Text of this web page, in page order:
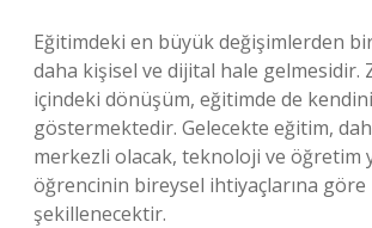
Eğitimdeki en büyük değişimlerden
daha kişisel ve dijital hale gelmesidir.
içindeki dönüşüm, eğitimde de kendini
göstermektedir. Gelecekte eğitim,
merkezli olacak, teknoloji ve öğretim
öğrencinin bireysel ihtiyaçlarına göre
şekillenecektir.